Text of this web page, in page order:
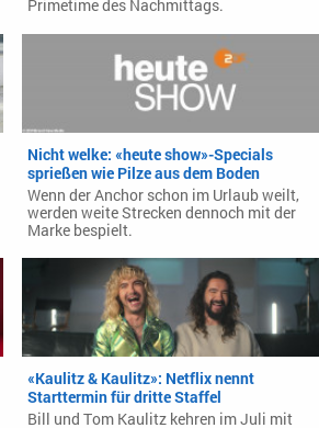
Primetime des Nachmittags.
Nicht welke: «heute show»-Specials
sprießen wie Pilze aus dem Boden
Wenn der Anchor schon im Urlaub weilt,
werden weite Strecken dennoch mit der
Marke bespielt.
«Kaulitz & Kaulitz»: Netflix nennt
Starttermin für dritte Staffel
Bill und Tom Kaulitz kehren im Juli mit